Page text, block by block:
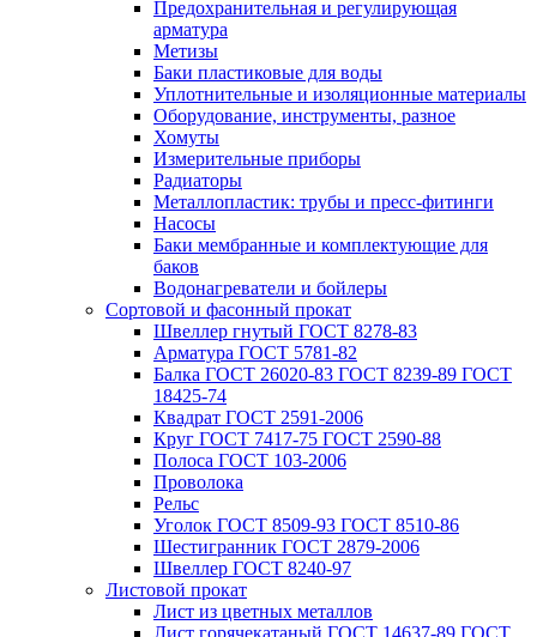
Предохранительная и регулирующая
арматура
Метизы
Баки пластиковые для воды
Уплотнительные и изоляционные материалы
Оборудование, инструменты, разное
Хомуты
Измерительные приборы
Радиаторы
Металлопластик: трубы и пресс-фитинги
Насосы
Баки мембранные и комплектующие для
баков
Водонагреватели и бойлеры
Сортовой и фасонный прокат
Швеллер гнутый ГОСТ 8278-83
Арматура ГОСТ 5781-82
Балка ГОСТ 26020-83 ГОСТ 8239-89 ГОСТ
18425-74
Квадрат ГОСТ 2591-2006
Круг ГОСТ 7417-75 ГОСТ 2590-88
Полоса ГОСТ 103-2006
Проволока
Рельс
Уголок ГОСТ 8509-93 ГОСТ 8510-86
Шестигранник ГОСТ 2879-2006
Швеллер ГОСТ 8240-97
Листовой прокат
Лист из цветных металлов
Лист горячекатаный ГОСТ 14637-89 ГОСТ